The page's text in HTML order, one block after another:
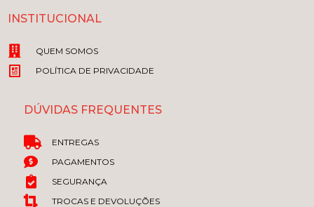
INSTITUCIONAL
QUEM SOMOS
POLÍTICA DE PRIVACIDADE
DÚVIDAS FREQUENTES
ENTREGAS
PAGAMENTOS
SEGURANÇA
TROCAS E DEVOLUÇÕES